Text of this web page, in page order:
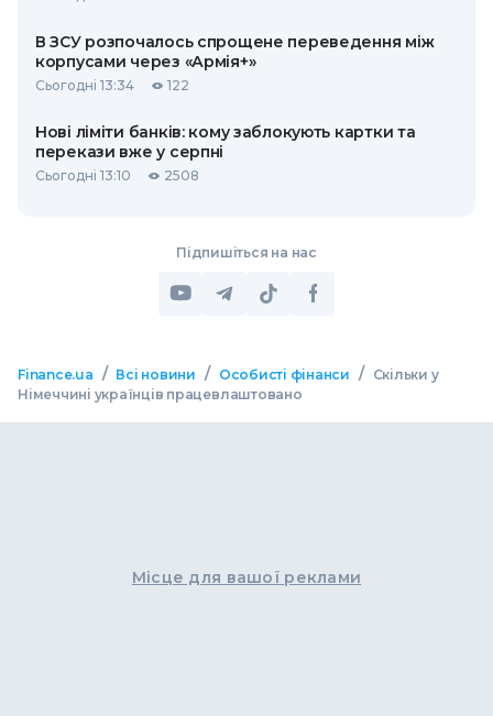
В ЗСУ розпочалось спрощене переведення між
корпусами через «Армія+»
Сьогодні 13:34 122
Нові ліміти банків: кому заблокують картки та
перекази вже у серпні
Сьогодні 13:10 2508
Підпишіться на нас
Finance.ua / Всі новини / Особисті фінанси /
Скільки у
Німеччині українців працевлаштовано
Місце для вашої реклами